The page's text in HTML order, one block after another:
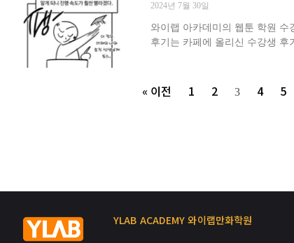
2024년 7월 30일
와이랩 아카데미의 웹툰 학원 수
후기는 카페에 올리신 수강생
« 이전 1 2 3 4 5
YLAB ACADEMY 와이랩만화학원